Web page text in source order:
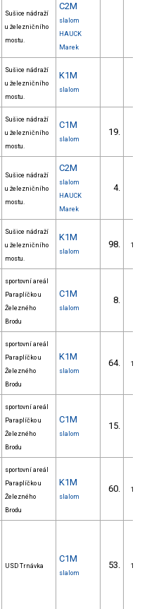
Sušice nádraží
u železničního
mostu.
C2M
slalom
HAUCK
Marek
Sušice nádraží
u železničního
mostu.
K1M
slalom
Sušice nádraží
u železničního
mostu.
C1M
slalom
19.
Sušice nádraží
u železničního
mostu.
C2M
slalom
HAUCK
Marek
4.
Sušice nádraží
u železničního
mostu.
K1M
slalom
98. 17/DM
sportovní areál
Paraplíčko u
Železného
Brodu
C1M
slalom
8.
sportovní areál
Paraplíčko u
Železného
Brodu
K1M
slalom
64. 12/DM
sportovní areál
Paraplíčko u
Železného
Brodu
C1M
slalom
15.
sportovní areál
Paraplíčko u
Železného
Brodu
K1M
slalom
60. 11/DM
USD Trnávka
C1M
slalom
53. 16/DM